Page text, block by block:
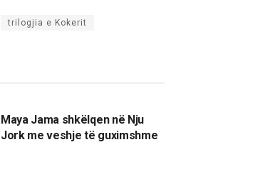
trilogjia e Kokerit
Maya Jama shkëlqen në Nju
Jork me veshje të guximshme